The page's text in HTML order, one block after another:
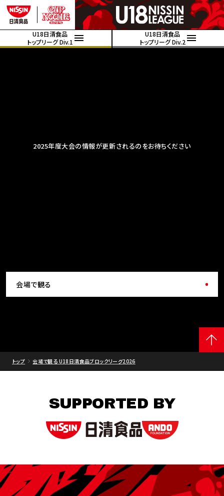
U18日清食品
トップリーグ Div.1
U18日清食品
トップリーグ Div.2
2025年度大会の情報が更新されるのをお待ちください
会場で観る
トップ 会場で観る U18日清食品ブロックリーグ2026
SUPPORTED BY